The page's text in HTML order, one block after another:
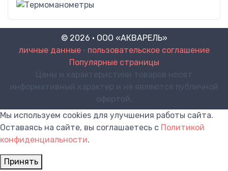
© 2026 · ООО «АКВАРЕЛЬ»
личные данные• пользовательское соглашение
Популярные страницы
Цены и характеристики товаров носят
информативный характер и не являются публичной
офертой.
Мы используем cookies для улучшения работы сайта.
Оставаясь на сайте, вы соглашаетесь с Политикой
конфиденциальности.
Принять